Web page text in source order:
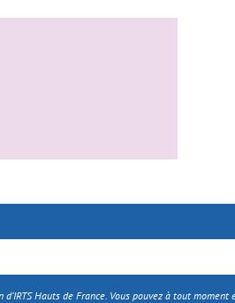
Hauts de France. Vous pouvez à tout moment